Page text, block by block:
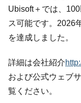
Ubisoft＋では、
ス可能です。2026
を達成しました。
詳細は会社紹介
および公式ウェブ
覧ください。